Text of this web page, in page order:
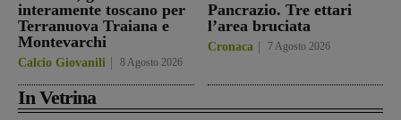
interamente toscano per
Terranuova Traiana e
Montevarchi
Calcio Giovanili 8 Agosto 2026
Pancrazio. Tre ettari
l’area bruciata
Cronaca 7 Agosto 2026
In Vetrina